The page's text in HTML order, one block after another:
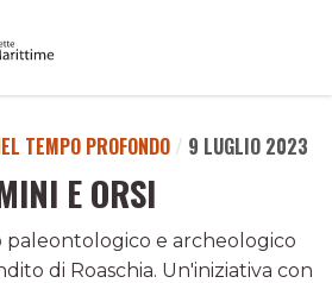
TEMPO PROFONDO / 9 LUGLIO 2023
E ORSI
paleontologico e archeologico
di Roaschia. Un'iniziativa con